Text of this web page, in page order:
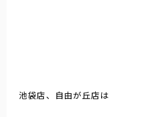
池袋店、自由が丘店は